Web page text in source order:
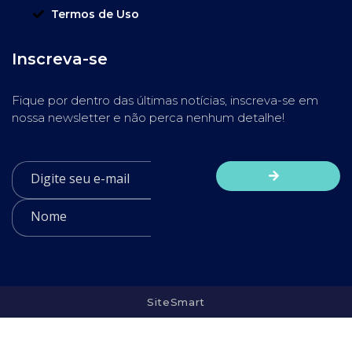
Termos de Uso
Inscreva-se
Fique por dentro das últimas notícias, inscreva-se em
nossa newsletter e não perca nenhum detalhe!
SiteSmart